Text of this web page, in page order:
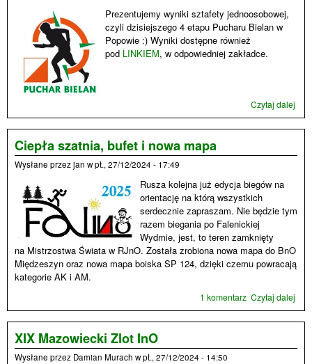
Prezentujemy wyniki sztafety jednoosobowej,
czyli dzisiejszego 4 etapu Pucharu Bielan w
Popowie :) Wyniki dostępne również
pod LINKIEM, w odpowiedniej zakładce.
Czytaj dalej
Ciepła szatnia, bufet i nowa mapa
Wysłane przezjan wpt., 27/12/2024 - 17:49
Rusza kolejna już edycja biegów na
orientację na którą wszystkich
serdecznie zapraszam. Nie będzie tym
razem biegania po Falenickiej
Wydmie, jest, to teren zamknięty
na Mistrzostwa Świata w RJnO. Została zrobiona nowa mapa do BnO
Międzeszyn oraz nowa mapa boiska SP 124, dzięki czemu powracają
kategorie AK i AM.
Czytaj dalej
1 komentarz
XIX Mazowiecki Zlot InO
Wysłane przez Damian Murach wpt., 27/12/2024 - 14:50